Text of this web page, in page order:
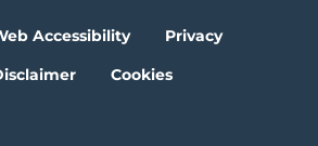
Accessibility Privacy
Cookies